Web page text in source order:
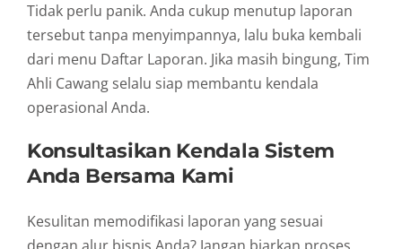
Tidak perlu panik. Anda cukup menutup laporan
tersebut tanpa menyimpannya, lalu buka kembali
dari menu Daftar Laporan. Jika masih bingung, Tim
Ahli Cawang selalu siap membantu kendala
operasional Anda.
Konsultasikan Kendala Sistem
Anda Bersama Kami
Kesulitan memodifikasi laporan yang sesuai